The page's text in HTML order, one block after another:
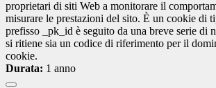
proprietari di siti Web a monitorare il
misurare le prestazioni del sito. È un cookie di
prefisso _pk_id è seguito da una breve serie di
si ritiene sia un codice di riferimento per il
cookie.
Durata: 1 anno